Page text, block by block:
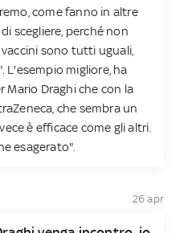
come fanno in altre
scegliere, perché non
sono tutti uguali,
L'esempio migliore, ha
Mario Draghi che con la
che sembra un
è efficace come gli altri.
esagerato".
26 apr